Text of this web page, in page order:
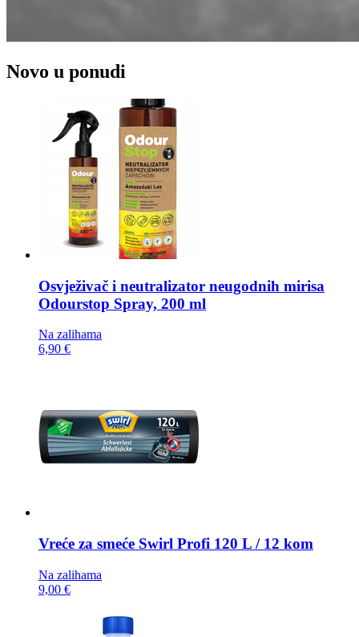
Novo u ponudi
Osvježivač i neutralizator neugodnih mirisa
Odourstop Spray, 200 ml
Na zalihama
6,90 €
Vreće za smeće Swirl Profi 120 L / 12 kom
Na zalihama
9,00 €